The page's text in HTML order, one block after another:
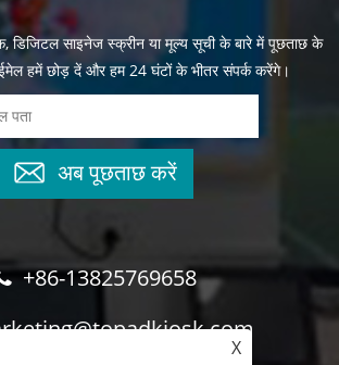
डिजिटल साइनेज स्क्रीन या मूल्य सूची के बारे में पूछताछ के
हमें छोड़ दें और हम 24 घंटों के भीतर संपर्क करेंगे।
अब पूछताछ करें
+86-13825769658
X